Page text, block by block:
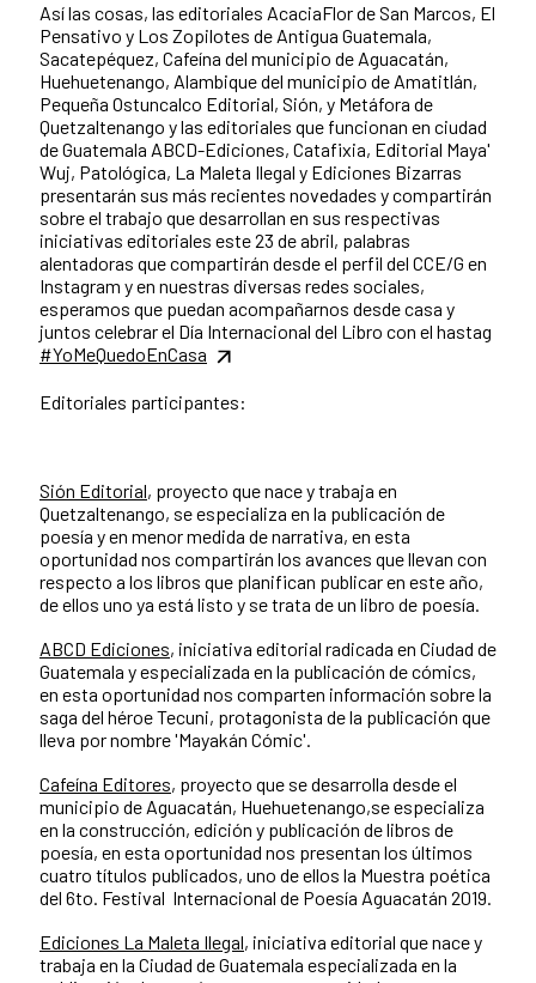
Así las cosas, las editoriales AcaciaFlor de San Marcos, El
Pensativo y Los Zopilotes de Antigua Guatemala,
Sacatepéquez, Cafeína del municipio de Aguacatán,
Huehuetenango, Alambique del municipio de Amatitlán,
Pequeña Ostuncalco Editorial, Sión, y Metáfora de
Quetzaltenango y las editoriales que funcionan en ciudad
de Guatemala ABCD-Ediciones, Catafixia, Editorial Maya'
Wuj, Patológica, La Maleta Ilegal y Ediciones Bizarras
presentarán sus más recientes novedades y compartirán
sobre el trabajo que desarrollan en sus respectivas
iniciativas editoriales este 23 de abril, palabras
alentadoras que compartirán desde el perfil del CCE/G en
Instagram y en nuestras diversas redes sociales,
esperamos que puedan acompañarnos desde casa y
juntos celebrar el Día Internacional del Libro con el hastag
#YoMeQuedoEnCasa
Editoriales participantes:
Sión Editorial, proyecto que nace y trabaja en
Quetzaltenango, se especializa en la publicación de
poesía y en menor medida de narrativa, en esta
oportunidad nos compartirán los avances que llevan con
respecto a los libros que planifican publicar en este año,
de ellos uno ya está listo y se trata de un libro de poesía.
ABCD Ediciones, iniciativa editorial radicada en Ciudad de
Guatemala y especializada en la publicación de cómics,
en esta oportunidad nos comparten información sobre la
saga del héroe Tecuni, protagonista de la publicación que
lleva por nombre 'Mayakán Cómic'.
Cafeína Editores, proyecto que se desarrolla desde el
municipio de Aguacatán, Huehuetenango,se especializa
en la construcción, edición y publicación de libros de
poesía, en esta oportunidad nos presentan los últimos
cuatro títulos publicados, uno de ellos la Muestra poética
del 6to. Festival Internacional de Poesía Aguacatán 2019.
Ediciones La Maleta Ilegal, iniciativa editorial que nace y
trabaja en la Ciudad de Guatemala especializada en la